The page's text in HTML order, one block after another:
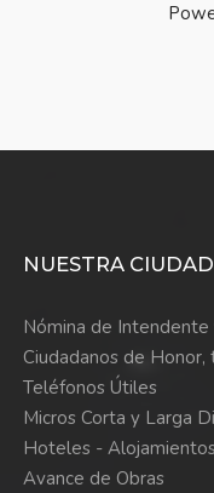
NUESTRA CIUDAD
Nómina de
Ciudadanos de
Teléfonos Útiles
Micros Corta y Larga
Hoteles -
Avance de Obras